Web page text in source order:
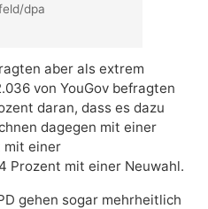
dpa
aber als extrem
von YouGov befragten
daran, dass es dazu
dagegen mit einer
mit einer
Prozent mit einer Neuwahl.
gehen sogar mehrheitlich